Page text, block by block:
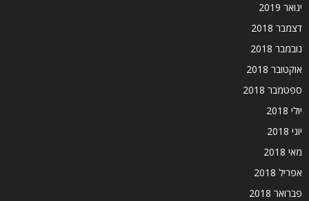
ינואר 2019
דצמבר 2018
נובמבר 2018
אוקטובר 2018
ספטמבר 2018
יולי 2018
יוני 2018
מאי 2018
אפריל 2018
פברואר 2018